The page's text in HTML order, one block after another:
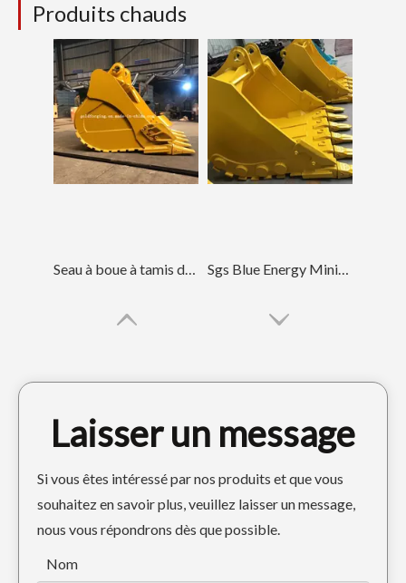
Produits chauds
Seau à boue à tamis de grande capacité avec Caterpillar E336 Sgs Blue Energy Mining Boue Godet E320 Rock Godet
Seau de boue d'extraction d'énergie à haute résistance avec Caterpillar E320
Laisser un message
Si vous êtes intéressé par nos produits et que vous
souhaitez en savoir plus, veuillez laisser un message,
nous vous répondrons dès que possible.
Nom